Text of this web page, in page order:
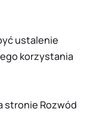
ustalenie
korzystania
stronie Rozwód